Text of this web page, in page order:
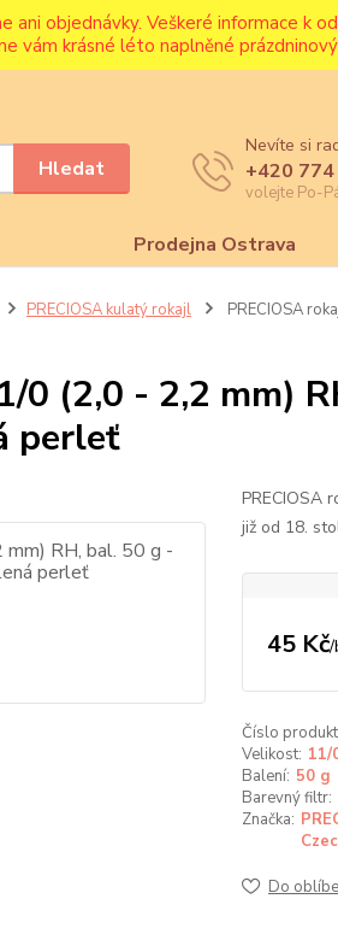
objednávky. Veškeré informace k
vám krásné léto naplněné
Prodejna Ostrava
Hledat
Nevíte si
+420
volejte Po-
PRECIOSA kulatý rokajl
PRECIOSA
0 (2,0 - 2,2 mm)
perleť
PRECIOSA
již od 18.
45 Kč/
Číslo
Velikost: 11/
Balení: 50 g
Barevný filtr:
Značka:
Do